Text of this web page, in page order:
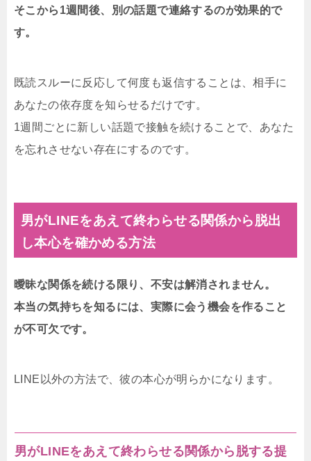
そこから1週間後、別の話題で連絡するのが効果的で
す。
既読スルーに反応して何度も返信することは、相手に
あなたの依存度を知らせるだけです。
1週間ごとに新しい話題で接触を続けることで、あなた
を忘れさせない存在にするのです。
男がLINEをあえて終わらせる関係から脱出
し本心を確かめる方法
曖昧な関係を続ける限り、不安は解消されません。
本当の気持ちを知るには、実際に会う機会を作ること
が不可欠です。
LINE以外の方法で、彼の本心が明らかになります。
男がLINEをあえて終わらせる関係から脱する提